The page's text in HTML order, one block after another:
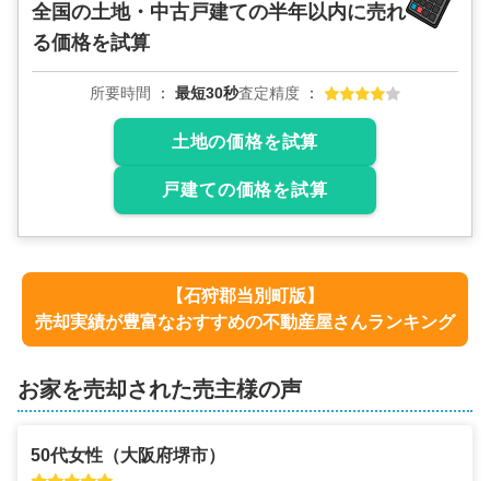
全国の土地・中古戸建ての半年以内に売れ
る価格を試算
所要時間 最短30秒査定精度
土地の価格を試算
戸建ての価格を試算
【石狩郡当別町版】
売却実績が豊富なおすすめの不動産屋さんランキング
お家を売却された売主様の声
50代女性 （大阪府堺市）